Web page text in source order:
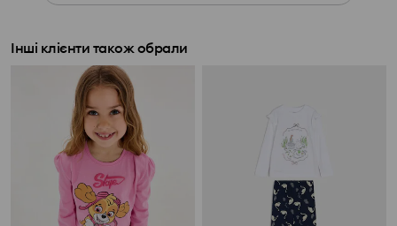
Інші клієнти також обрали